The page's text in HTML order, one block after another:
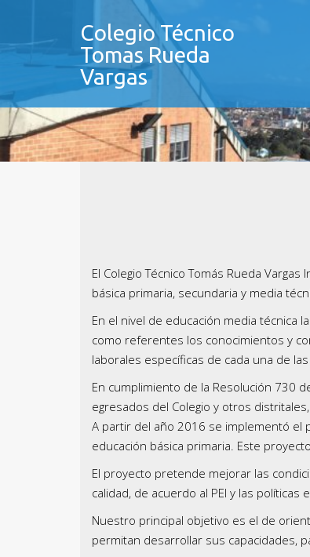
content
Colegio Técnico
Tomas Rueda
Vargas
El Colegio Técnico Tomás Rueda
básica primaria, secundaria y media
En el nivel de educación media técnica
como referentes los conocimientos y
laborales específicas de cada una de
En cumplimiento de la Resolución 730
egresados del Colegio y otros
A partir del año 2016 se implementó el
educación básica primaria. Este
El proyecto pretende mejorar las
calidad, de acuerdo al PEI y las políticas
Nuestro principal objetivo es el de
permitan desarrollar sus capacidades,